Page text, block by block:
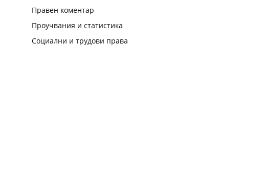
Правен коментар
Проучвания и статистика
Социални и трудови права